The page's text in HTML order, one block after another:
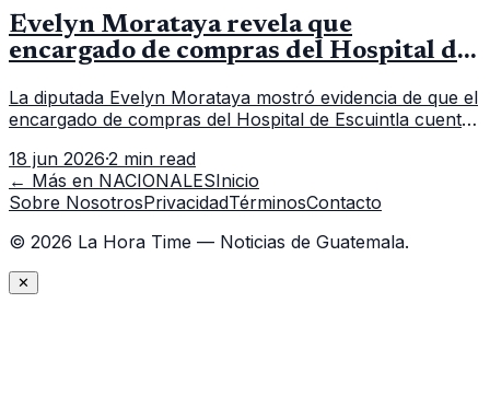
Evelyn Morataya revela que
encargado de compras del Hospital de
La diputada Evelyn Morataya mostró evidencia de que el
encargado de compras del Hospital de Escuintla cuenta
capacitación en la capital.
18 jun 2026·2 min read
← Más en NACIONALESInicio
Sobre NosotrosPrivacidadTérminosContacto
© 2026 La Hora Time — Noticias de Guatemala.